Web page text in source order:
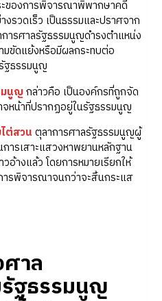
ะของการพิจารณาพิพากษาคดี
งรวดเร็ว เป็นธรรมและปราศจาก
ารศาลรัฐธรรมนูญดำรงตำแหน่ง
ขัดแย้งหรือมีผลกระทบต่อ
ฐธรรมนูญ
มนูญกล่าวคือ เป็นองค์กรที่ถูกจัด
หน้าที่ปรากฏอยู่ในรัฐธรรมนูญ
ต่สวน ตุลาการศาลรัฐธรรมนูญผู้
ารเสาะแสวงหาพยานหลักฐาน
อ้างแล้ว โดยการหมายเรียกให้
รพิจารณาจนกว่าจะสิ้นกระแส
าล
ฐธรรมนูญ